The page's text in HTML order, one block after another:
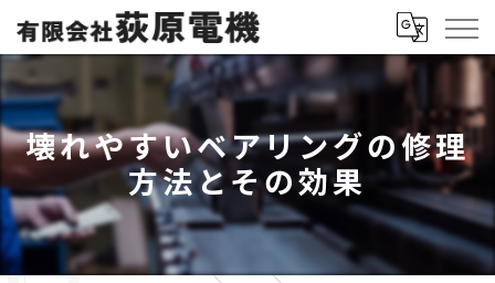
壊れやすいベアリングの修理
方法とその効果